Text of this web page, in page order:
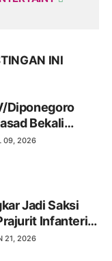
INI
Diponegoro
Bekali
Siapkan
09, 2026
Jadi Saksi
Infanteri,
21, 2026